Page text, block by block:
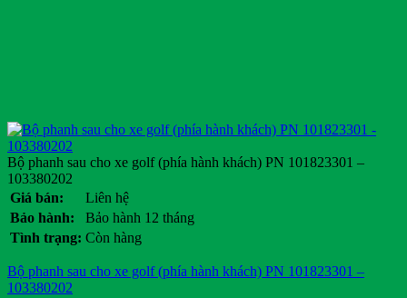
Bộ phanh sau cho xe golf (phía hành khách) PN 101823301 –
103380202
Giá bán:
Liên hệ
Bảo hành:
Bảo hành 12 tháng
Tình trạng: Còn hàng
Bộ phanh sau cho xe golf (phía hành khách) PN 101823301 –
103380202